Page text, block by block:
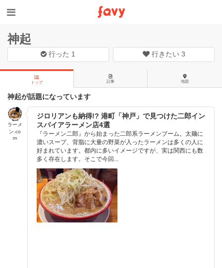
神起
行った 1 行きたい 3
トップ 記事 地図
神起が話題になっています
ラーメ
ン.co
m
ジロリアンも納得!? 港町「神戸」で見つけた二郎イン
スパイアラーメン店4選
『ラーメン二郎』から始まった二郎系ラーメンブーム。太麺に
濃いスープ、背脂に大量の野菜が入ったラーメンは多くの人に
好まれています。都内に多いイメージですが、実は関西にも数
多く存在します。そこで今回...